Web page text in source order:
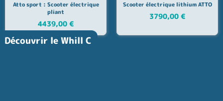
Atto sport : Scooter électrique
pliant
4439,00 €
Scooter électrique lithium ATTO
3790,00 €
Découvrir le Whill C